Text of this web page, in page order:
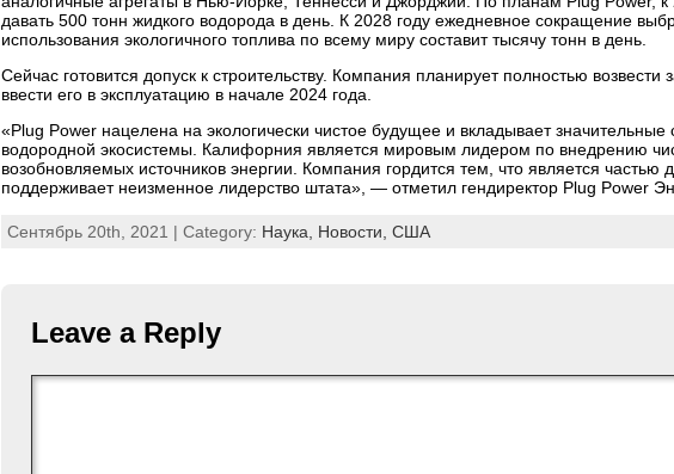
давать 500 тонн жидкого водорода в день. К 2028 году ежедневное сокращение
использования экологичного топлива по всему миру составит тысячу тонн в день.
Сейчас готовится допуск к строительству. Компания планирует полностью возвести
ввести его в эксплуатацию в начале 2024 года.
«Plug Power нацелена на экологически чистое будущее и вкладывает значительные
водородной экосистемы. Калифорния является мировым лидером по внедрению
возобновляемых источников энергии. Компания гордится тем, что является частью
поддерживает неизменное лидерство штата», — отметил гендиректор Plug Power
Сентябрь 20th, 2021 | Category: Наука, Новости, США
Leave a Reply